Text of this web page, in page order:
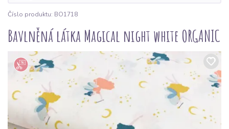
Číslo produktu: BO1718
Bavlněná látka Magical night white ORGANIC